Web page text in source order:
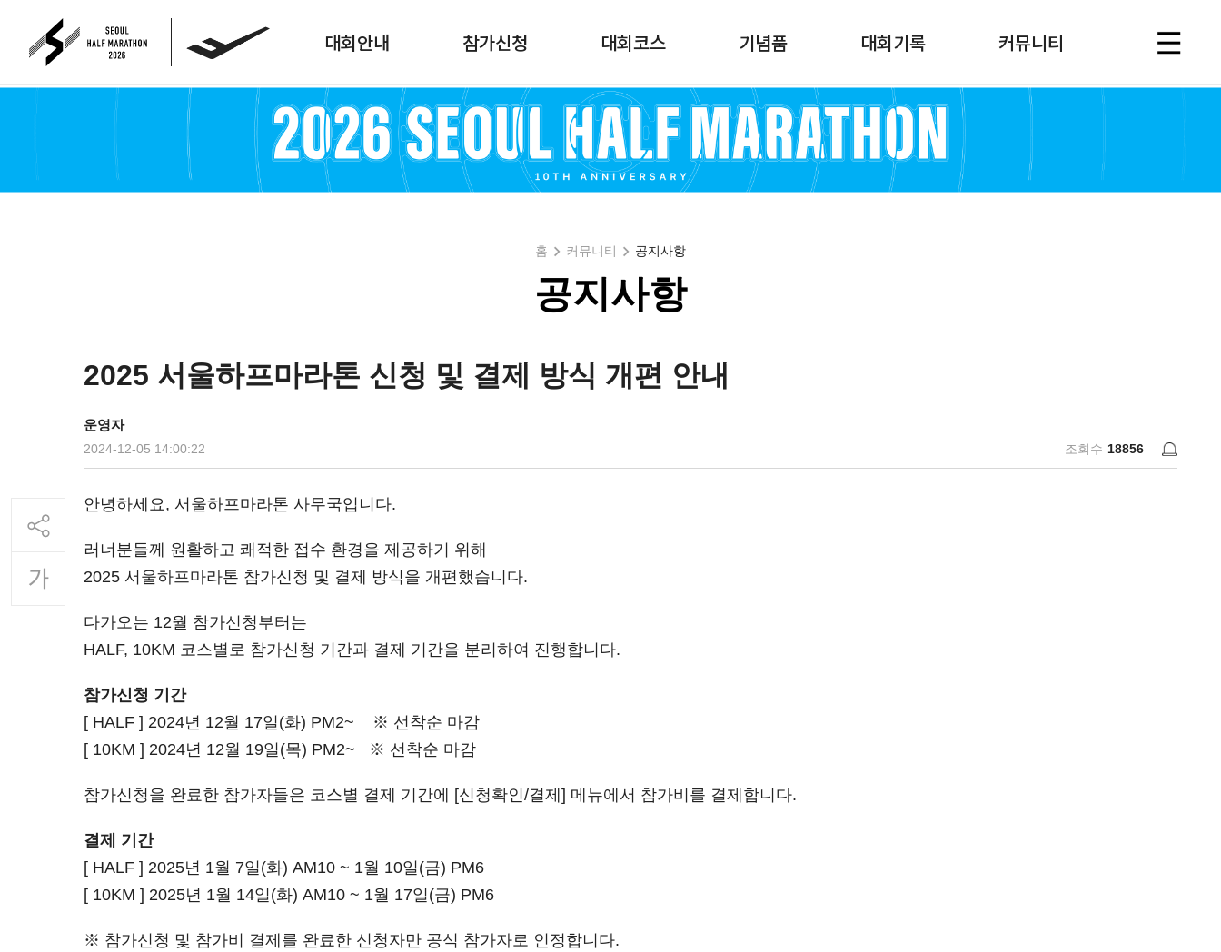
대회안내 참가신청 대회코스 기념품 대회기록 커뮤니티
홈 커뮤니티 공지사항
공지사항
2025 서울하프마라톤 신청 및 결제 방식 개편 안내
운영자
2024-12-05 14:00:22 조회수 18856
안녕하세요, 서울하프마라톤 사무국입니다.
러너분들께 원활하고 쾌적한 접수 환경을 제공하기 위해
2025 서울하프마라톤 참가신청 및 결제 방식을 개편했습니다.
다가오는 12월 참가신청부터는
HALF, 10KM 코스별로 참가신청 기간과 결제 기간을 분리하여 진행합니다.
참가신청 기간
[ HALF ] 2024년 12월 17일(화) PM2~ ※ 선착순 마감
[ 10KM ] 2024년 12월 19일(목) PM2~ ※ 선착순 마감
참가신청을 완료한 참가자들은 코스별 결제 기간에 [신청확인/결제] 메뉴에서 참가비를 결제합니다.
결제 기간
[ HALF ] 2025년 1월 7일(화) AM10 ~ 1월 10일(금) PM6
[ 10KM ] 2025년 1월 14일(화) AM10 ~ 1월 17일(금) PM6
※ 참가신청 및 참가비 결제를 완료한 신청자만 공식 참가자로 인정합니다.